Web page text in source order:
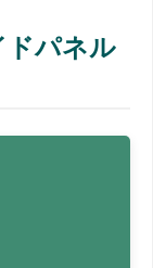
ドパネル